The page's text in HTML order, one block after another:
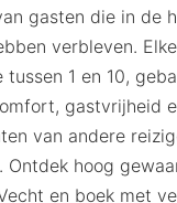
gasten die in de
verbleven.
tussen 1 en 10,
gastvrijheid
van andere
Ontdek hoog
en boek met